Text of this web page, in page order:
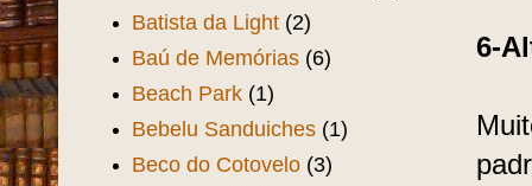
6-
Batista da Light (2)
Baú de Memórias (6)
Beach Park (1)
Bebelu Sanduiches (1)
Beco do Cotovelo (3)